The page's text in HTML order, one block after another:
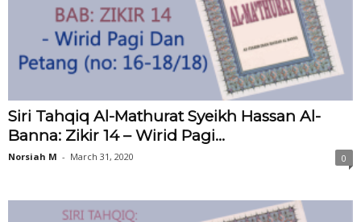
Siri Tahqiq Al-Mathurat Syeikh Hassan Al-
Banna: Zikir 14 – Wirid Pagi...
Norsiah M - March 31, 2020 0